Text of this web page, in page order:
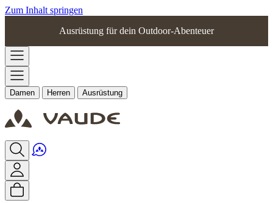
Zum Inhalt springen
Ausrüstung für dein Outdoor-Abenteuer
Damen Herren Ausrüstung